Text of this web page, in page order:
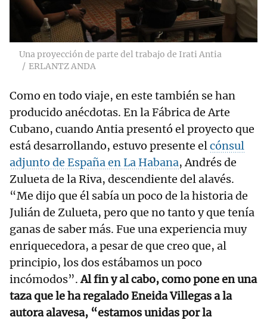
Una proyección de parte del trabajo de Irati Antia
ERLANTZ ANDA
Como en todo viaje, en este también se han
producido anécdotas. En la Fábrica de Arte
Cubano, cuando Antia presentó el proyecto que
está desarrollando, estuvo presente elcónsul
adjunto de España en La Habana, Andrés de
Zulueta de la Riva, descendiente del alavés.
“Me dijo que él sabía un poco de la historia de
Julián de Zulueta, pero que no tanto y que tenía
ganas de saber más. Fue una experiencia muy
enriquecedora, a pesar de que creo que, al
principio, los dos estábamos un poco
incómodos”.Al fin y al cabo, como pone en una
taza que le ha regalado Eneida Villegas a la
autora alavesa, “estamos unidas por la